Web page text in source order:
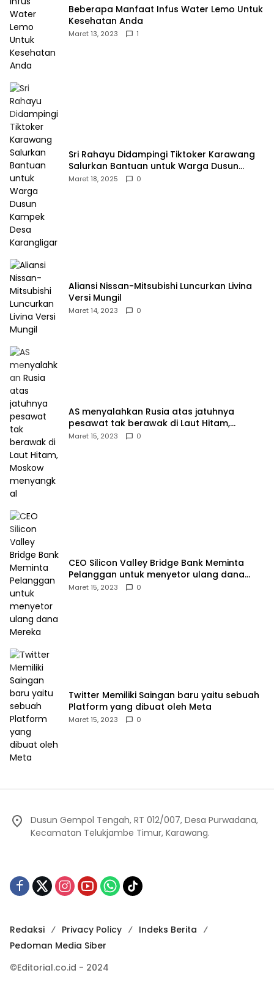
Beberapa Manfaat Infus Water Lemo Untuk
Kesehatan Anda
Maret 13, 2023 1
Sri Rahayu Didampingi Tiktoker Karawang
Salurkan Bantuan untuk Warga Dusun
Kampek Desa Karangligar
Maret 18, 2025 0
Aliansi Nissan-Mitsubishi Luncurkan Livina
Versi Mungil
Maret 14, 2023 0
AS menyalahkan Rusia atas jatuhnya
pesawat tak berawak di Laut Hitam,
Moskow menyangkal
Maret 15, 2023 0
CEO Silicon Valley Bridge Bank Meminta
Pelanggan untuk menyetor ulang dana
Mereka
Maret 15, 2023 0
Twitter Memiliki Saingan baru yaitu sebuah
Platform yang dibuat oleh Meta
Maret 15, 2023 0
Dusun Gempol Tengah, RT 012/007, Desa Purwadana,
Kecamatan Telukjambe Timur, Karawang.
Redaksi Privacy Policy
Indeks Berita
Pedoman Media Siber
©Editorial.co.id - 2024